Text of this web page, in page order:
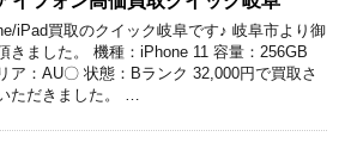
iPad買取のクイック岐阜です♪ 岐阜市より御
きました。 機種：iPhone 11 容量：256GB
ア：AU〇 状態：Bランク 32,000円で買取さ
ただきました。 …